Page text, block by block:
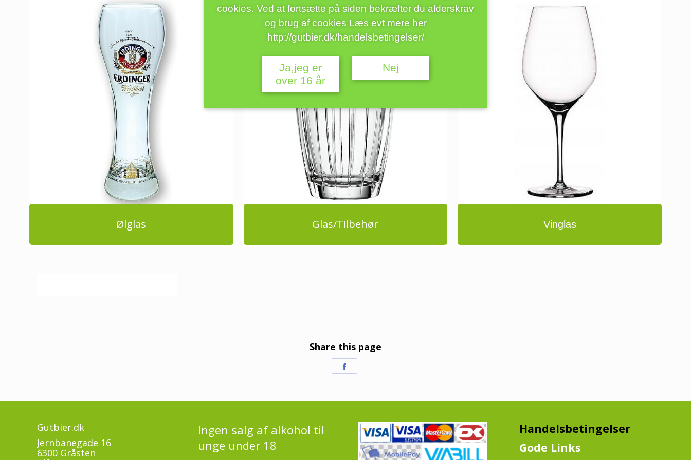
Ølglas Glas/Tilbehør Vinglas
Share this page
Gutbier.dk
Jernbanegade 16
6300 Gråsten
Ingen salg af alkohol til
unge under 18
Handelsbetingelser
Gode Links
cookies. Ved at fortsætte på siden bekræfter du alderskrav
og brug af cookies Læs evt mere her
http://gutbier.dk/handelsbetingelser/
Ja,jeg er
over 16 år
Nej